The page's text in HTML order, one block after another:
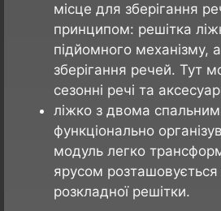
місце для зберігання
принципом: решітка
підйомного механізму,
зберігання речей. Тут
сезонні речі та
ліжко з двома
функціонально
модуль легко
ярусом розташовується
розкладної решітки.